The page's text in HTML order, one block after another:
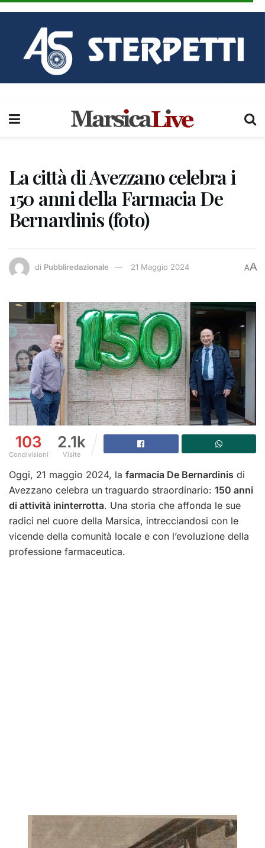
La città di Avezzano celebra i
150 anni della Farmacia De
Bernardinis (foto)
di Pubbliredazionale 21 Maggio 2024 AA
103
Condivisioni
2.1k
Visite
Oggi, 21 maggio 2024, la farmacia De Bernardinis di
Avezzano celebra un traguardo straordinario: 150 anni
di attività ininterrotta. Una storia che affonda le sue
radici nel cuore della Marsica, intrecciandosi con le
vicende della comunità locale e con l’evoluzione della
professione farmaceutica.